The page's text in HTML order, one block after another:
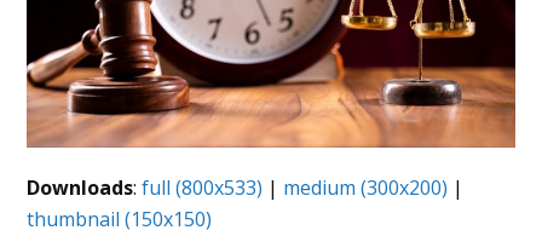
Downloads:full (800x533) | medium (300x200) |
thumbnail (150x150)